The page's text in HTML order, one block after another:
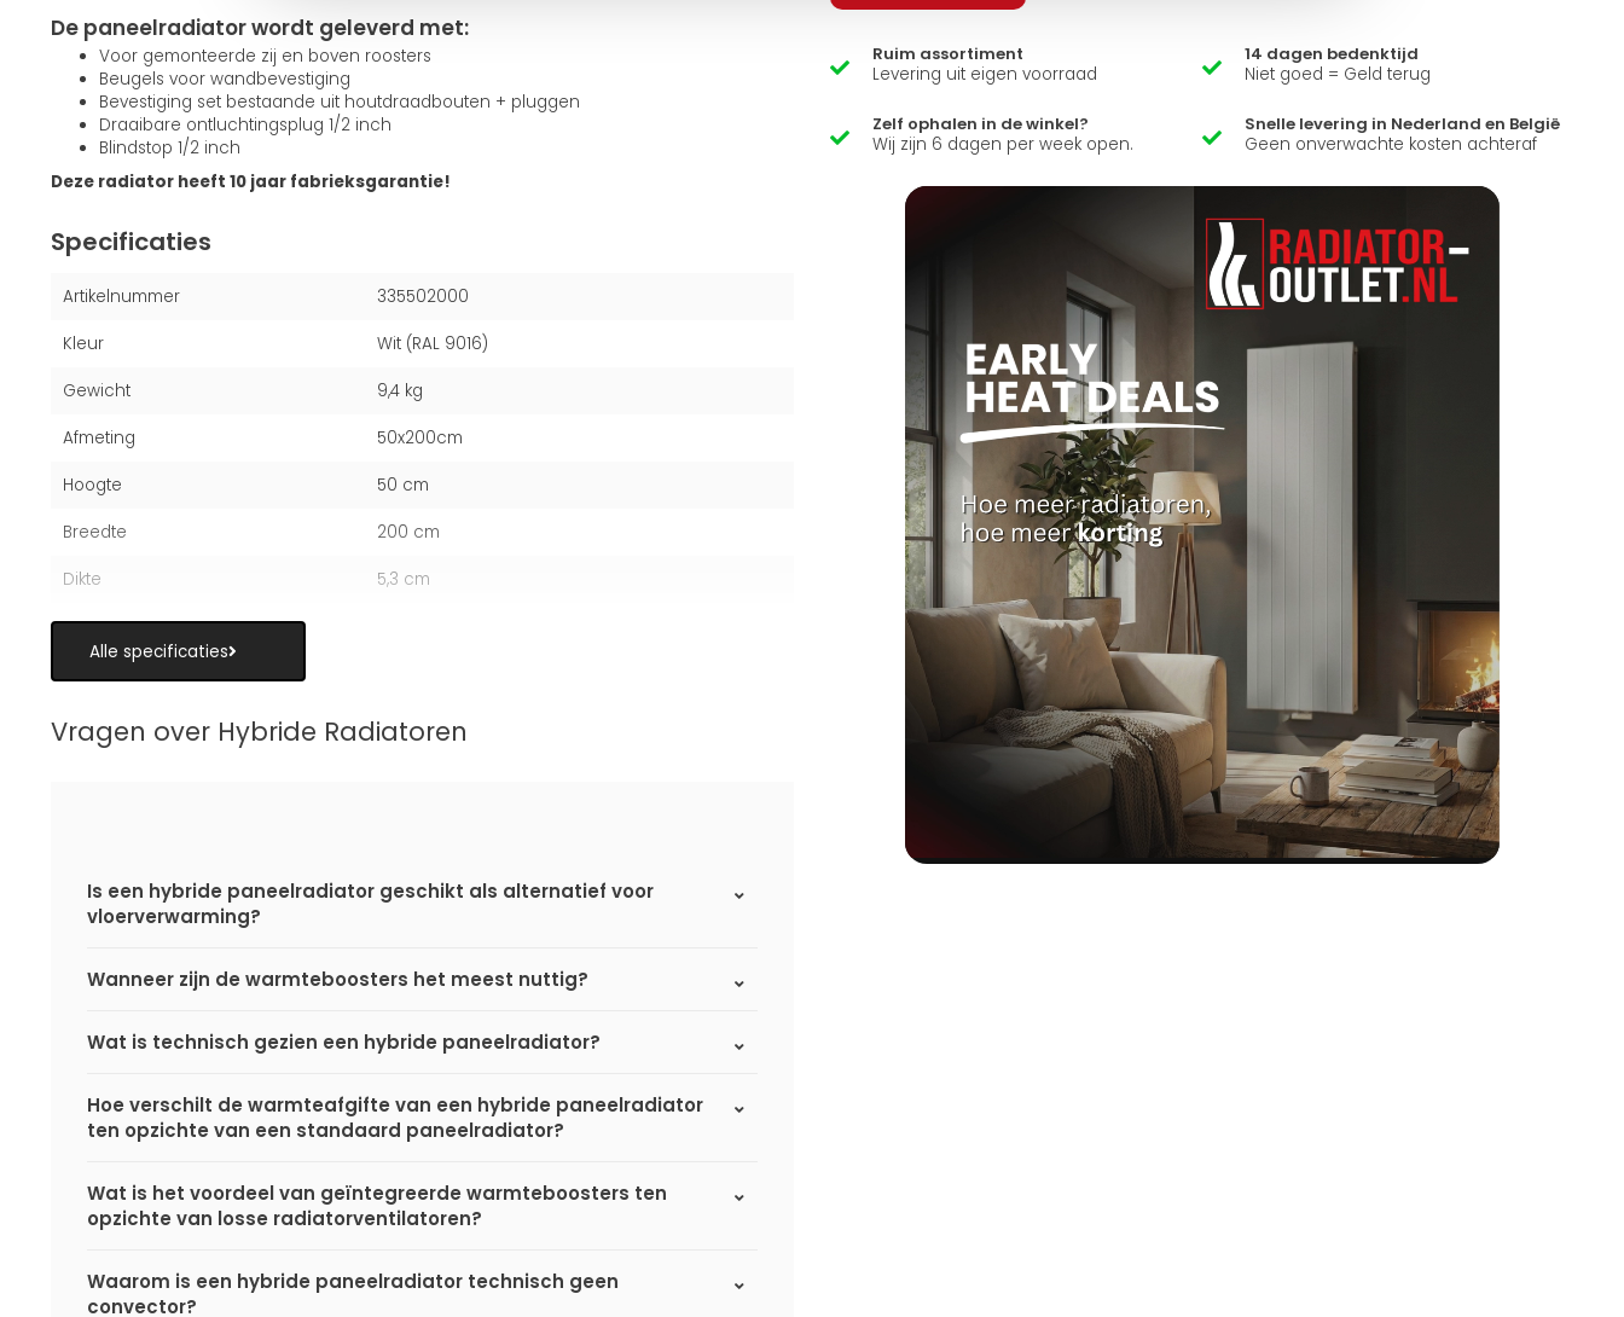
De paneelradiator wordt geleverd met:
Voor gemonteerde zij en boven roosters
Beugels voor wandbevestiging
Bevestiging set bestaande uit houtdraadbouten + pluggen
Draaibare ontluchtingsplug 1/2 inch
Blindstop 1/2 inch
Deze radiator heeft 10 jaar fabrieksgarantie!
Specificaties
Artikelnummer 335502000
Kleur Wit (RAL 9016)
Gewicht 9,4 kg
Afmeting 50x200cm
Hoogte 50 cm
Breedte 200 cm
Dikte 5,3 cm
Alle specificaties
Vragen over Hybride Radiatoren
Is een hybride paneelradiator geschikt als alternatief voor
vloerverwarming?
Wanneer zijn de warmteboosters het meest nuttig?
Wat is technisch gezien een hybride paneelradiator?
Hoe verschilt de warmteafgifte van een hybride paneelradiator
ten opzichte van een standaard paneelradiator?
Wat is het voordeel van geïntegreerde warmteboosters ten
opzichte van losse radiatorventilatoren?
Waarom is een hybride paneelradiator technisch geen
convector?
Ruim assortiment
Levering uit eigen voorraad
14 dagen bedenktijd
Niet goed = Geld terug
Zelf ophalen in de winkel?
Wij zijn 6 dagen per week open.
Snelle levering in Nederland en België
Geen onverwachte kosten achteraf